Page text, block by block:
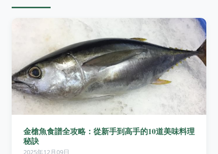
金槍魚食譜全攻略：從新手到高手的10道美味料理
秘訣
2025年12月09日